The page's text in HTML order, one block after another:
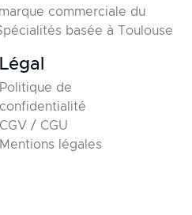
commerciale du
basée à Toulouse
Légal
Politique de
confidentialité
CGV / CGU
Mentions légales